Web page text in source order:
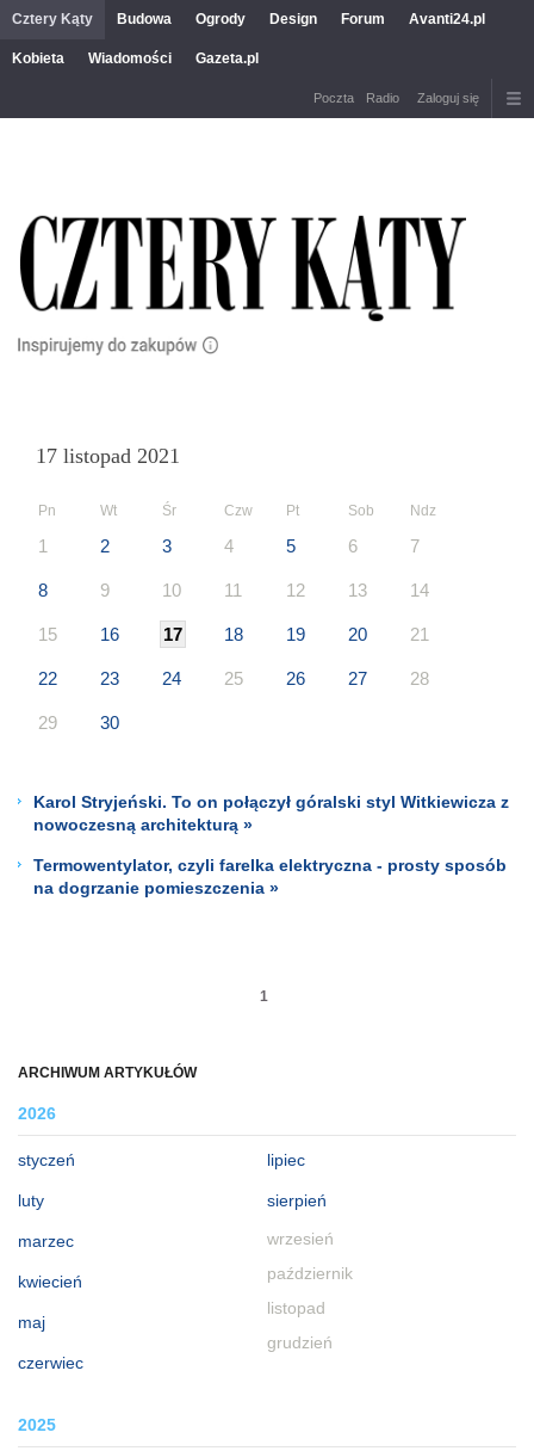
Cztery Kąty Budowa Ogrody Design Forum Avanti24.pl
Kobieta Wiadomości Gazeta.pl
Poczta Radio Zaloguj się
ARCHIWUM ARTYKUŁÓW
2026
styczeń
luty
marzec
kwiecień
maj
czerwiec
lipiec
sierpień
wrzesień
październik
listopad
grudzień
2025
17 listopad 2021
Pn Wt Śr Czw Pt Sob Ndz
1 2 3 4 5 6 7
8 9 10 11 12 13 14
15 16 17 18 19 20 21
22 23 24 25 26 27 28
29 30
Karol Stryjeński. To on połączył góralski styl Witkiewicza z
nowoczesną architekturą »
Termowentylator, czyli farelka elektryczna - prosty sposób
na dogrzanie pomieszczenia »
1